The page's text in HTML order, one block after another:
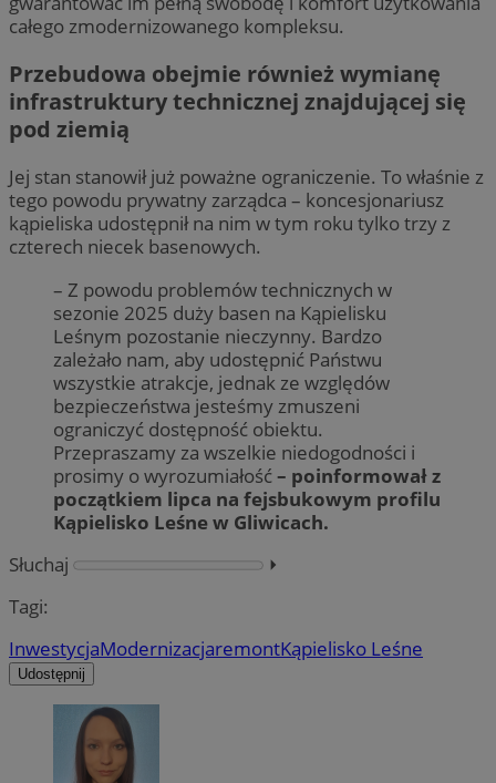
całego zmodernizowanego kompleksu.
Przebudowa obejmie również wymianę
infrastruktury technicznej znajdującej się
pod ziemią
Jej stan stanowił już poważne ograniczenie. To właśnie z
tego powodu prywatny zarządca – koncesjonariusz
kąpieliska udostępnił na nim w tym roku tylko trzy z
czterech niecek basenowych.
– Z powodu problemów technicznych w
sezonie 2025 duży basen na Kąpielisku
Leśnym pozostanie nieczynny. Bardzo
zależało nam, aby udostępnić Państwu
wszystkie atrakcje, jednak ze względów
bezpieczeństwa jesteśmy zmuszeni
ograniczyć dostępność obiektu.
Przepraszamy za wszelkie niedogodności i
prosimy o wyrozumiałość– poinformował z
początkiem lipca na fejsbukowym profilu
Kąpielisko Leśne w Gliwicach.
Słuchaj
⏵︎
Tagi:
InwestycjaModernizacjaremontKąpielisko Leśne
Udostępnij